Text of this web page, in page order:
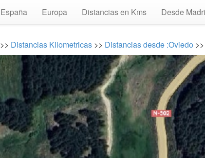
España Europa Distancias en Kms Desde
>> Distancias Kilometricas >> Distancias desde :Oviedo